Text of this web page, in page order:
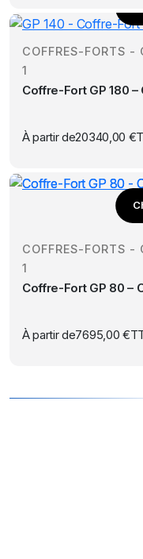
être
sur
page
Ce
a
sur
la
page
COFFRES-FORTS -
1
Coffre-Fort GP 180 –
À partir de20340,00 €
Ce
a
COFFRES-FORTS -
1
Coffre-Fort GP 80 –
À partir de7695,00 €